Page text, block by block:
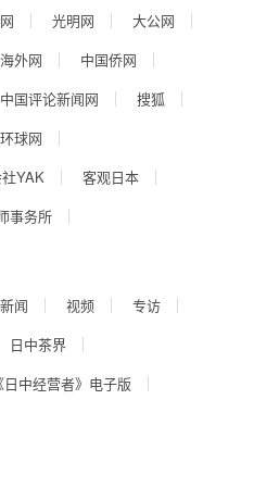
光明网
大公网
海外网
中国侨网
中国评论新闻网
搜狐
球网
YAK
客观日本
事务所
闻 视频
专访
日中茶界
日中经营者》电子版